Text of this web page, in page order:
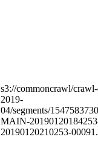
s3://commoncrawl/
2019-
04/segments/
MAIN-
20190120210253-